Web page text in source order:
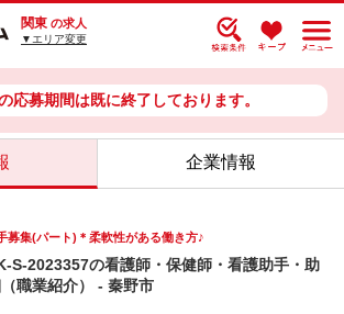
関東 の求人
▼エリア変更
応募期間は既に終了しております。
企業情報
募集(パート)＊柔軟性がある働き方♪
S-2023357の看護師・保健師・看護助手・助
職業紹介） - 秦野市